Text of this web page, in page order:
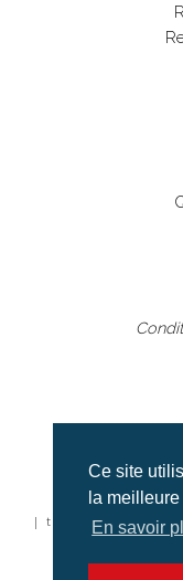
Ce site
la
En savoir
| tous droits
aériennes et